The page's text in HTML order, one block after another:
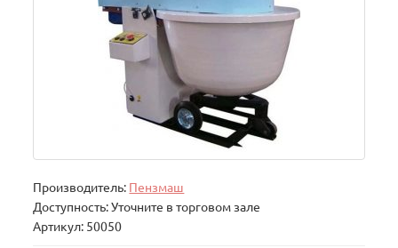
Производитель: Пензмаш
Доступность: Уточните в торговом зале
Артикул: 50050